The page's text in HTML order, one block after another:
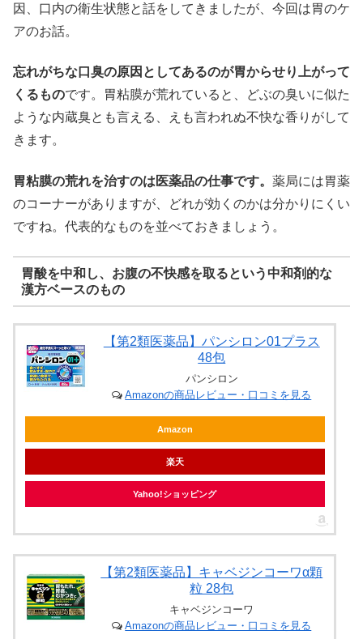
因、口内の衛生状態と話をしてきましたが、今回は胃のケ
アのお話。
忘れがちな口臭の原因としてあるのが胃からせり上がって
くるものです。胃粘膜が荒れていると、どぶの臭いに似た
ような内蔵臭とも言える、えも言われぬ不快な香りがして
きます。
胃粘膜の荒れを治すのは医薬品の仕事です。 薬局には胃薬
のコーナーがありますが、どれが効くのかは分かりにくい
ですね。代表的なものを並べておきましょう。
胃酸を中和し、お腹の不快感を取るという中和剤的な
漢方ベースのもの
【第2類医薬品】パンシロン01プラス
48包
パンシロン
Amazonの商品レビュー・口コミを見る
Amazon
楽天
Yahoo!ショッピング
【第2類医薬品】キャベジンコーワα顆
粒 28包
キャベジンコーワ
Amazonの商品レビュー・口コミを見る